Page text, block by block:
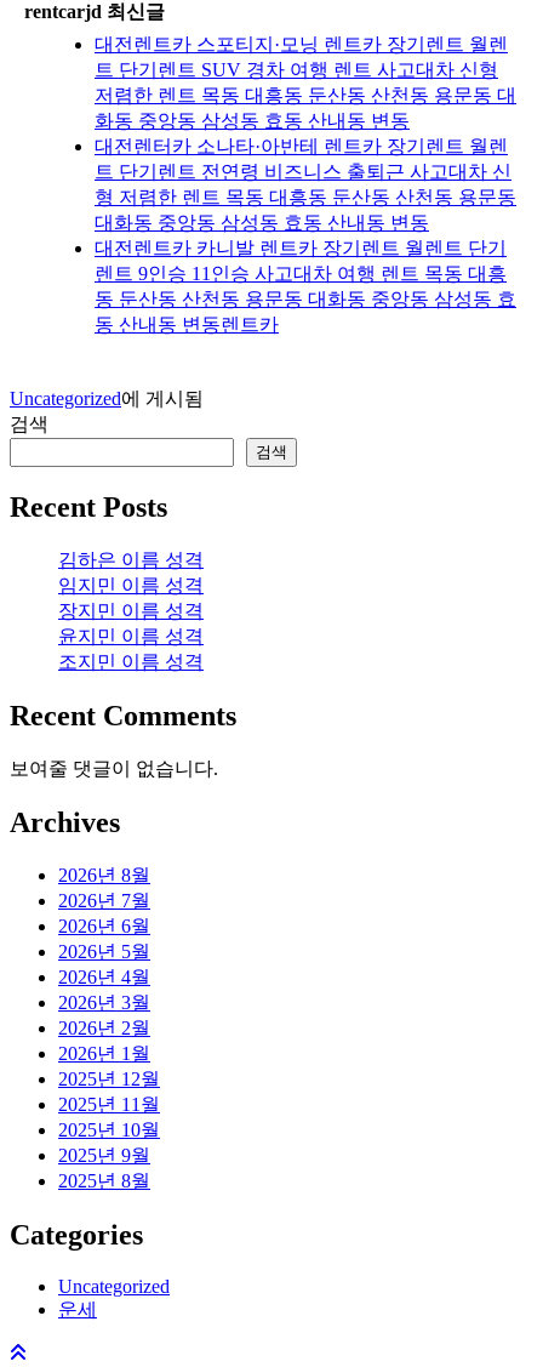
rentcarjd 최신글
대전렌트카 스포티지·모닝 렌트카 장기렌트 월렌
트 단기렌트 SUV 경차 여행 렌트 사고대차 신형
저렴한 렌트 목동 대흥동 둔산동 산천동 용문동 대
화동 중앙동 삼성동 효동 산내동 변동
대전렌터카 소나타·아반테 렌트카 장기렌트 월렌
트 단기렌트 전연령 비즈니스 출퇴근 사고대차 신
형 저렴한 렌트 목동 대흥동 둔산동 산천동 용문동
대화동 중앙동 삼성동 효동 산내동 변동
대전렌트카 카니발 렌트카 장기렌트 월렌트 단기
렌트 9인승 11인승 사고대차 여행 렌트 목동 대흥
동 둔산동 산천동 용문동 대화동 중앙동 삼성동 효
동 산내동 변동렌트카
Uncategorized에 게시됨
검색
검색
Recent Posts
김하은 이름 성격
임지민 이름 성격
장지민 이름 성격
윤지민 이름 성격
조지민 이름 성격
Recent Comments
보여줄 댓글이 없습니다.
Archives
2026년 8월
2026년 7월
2026년 6월
2026년 5월
2026년 4월
2026년 3월
2026년 2월
2026년 1월
2025년 12월
2025년 11월
2025년 10월
2025년 9월
2025년 8월
Categories
Uncategorized
운세